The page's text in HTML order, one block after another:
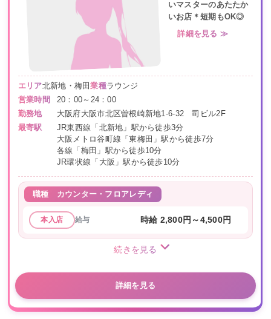
いマスターのあたたか
いお店＊短期もOK◎
詳細を見る ≫
エリア北新地・梅田業種ラウンジ
営業時間
20：00～24：00
勤務地
大阪府大阪市北区曽根崎新地1-6-32 司ビル2F
最寄駅
JR東西線「北新地」駅から徒歩3分
大阪メトロ谷町線「東梅田」駅から徒歩7分
各線「梅田」駅から徒歩10分
JR環状線「大阪」駅から徒歩10分
職種 カウンター・フロアレディ
本入店 給与 時給 2,800円～4,500円
続きを見る
詳細を見る